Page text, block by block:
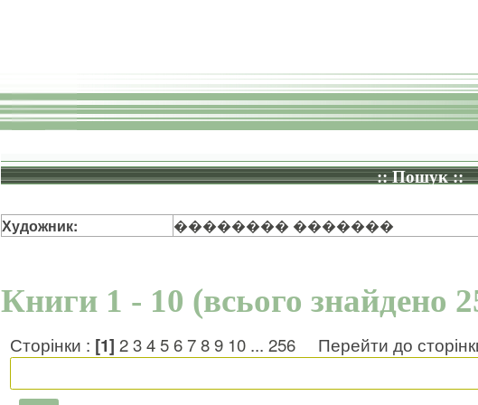
:: Пошук ::
Художник: �������� �������
Книги 1 - 10 (всього знайдено
Сторінки : [1] 2 3 4 5 6 7 8 9 10... 256 Перейти до